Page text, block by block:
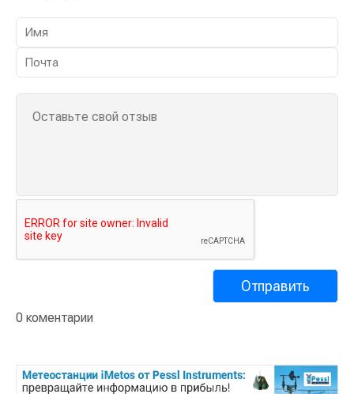
0 коментарии